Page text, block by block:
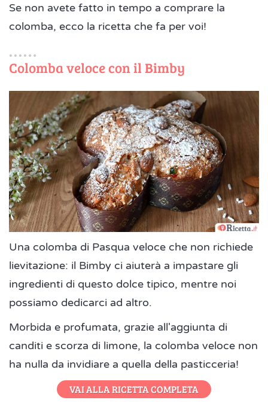
Se non avete fatto in tempo a comprare la
colomba, ecco la ricetta che fa per voi!
Colomba veloce con il Bimby
Una colomba di Pasqua veloce che non richiede
lievitazione: il Bimby ci aiuterà a impastare gli
ingredienti di questo dolce tipico, mentre noi
possiamo dedicarci ad altro.
Morbida e profumata, grazie all'aggiunta di
canditi e scorza di limone, la colomba veloce non
ha nulla da invidiare a quella della pasticceria!
VAI ALLA RICETTA COMPLETA